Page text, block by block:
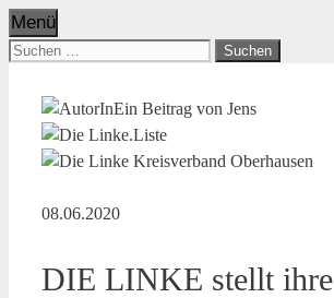
Menü
Suchen
Ein Beitrag von Jens
08.06.2020
DIE LINKE stellt ihre